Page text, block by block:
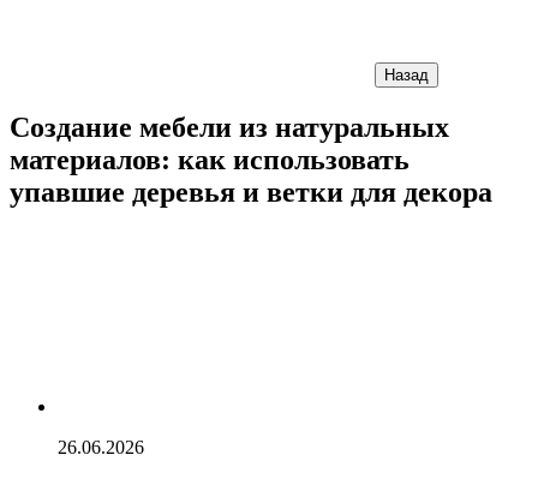
Назад
Создание мебели из натуральных
материалов: как использовать
упавшие деревья и ветки для декора
26.06.2026